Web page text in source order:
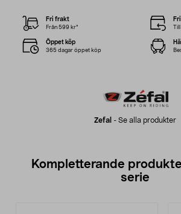
Zefal - Se alla produkter
Fri frakt
Från 599 kr*
Öppet köp
365 dagar öppet köp
Kompletterande
serie